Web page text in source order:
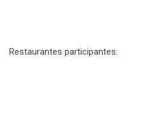
Restaurantes participantes: